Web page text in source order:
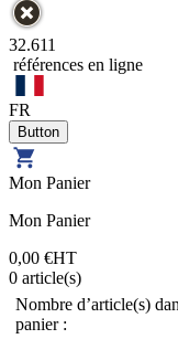
32.611
références en ligne
FR
Mon Panier
Mon Panier
0,00 €HT
0 article(s)
Nombre d’article(s)
panier :